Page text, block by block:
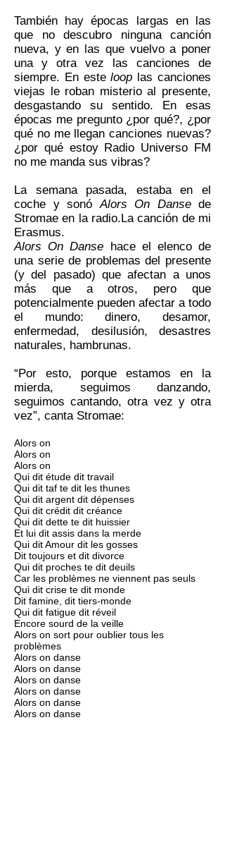
También hay épocas largas en las
que no descubro ninguna canción
nueva, y en las que vuelvo a poner
una y otra vez las canciones de
siempre. En esteloop las canciones
viejas le roban misterio al presente,
desgastando su sentido. En esas
épocas me pregunto ¿por qué?, ¿por
qué no me llegan canciones nuevas?
¿por qué estoy Radio Universo FM
no me manda sus vibras?
La semana pasada, estaba en el
coche y sonóAlors On Danse de
Stromae en la radio.La canción de mi
Erasmus.
Alors On Danse hace el elenco de
una serie de problemas del presente
(y del pasado) que afectan a unos
más que a otros, pero que
potencialmente pueden afectar a todo
el mundo: dinero, desamor,
enfermedad, desilusión, desastres
naturales, hambrunas.
“Por esto, porque estamos en la
mierda, seguimos danzando,
seguimos cantando, otra vez y otra
vez”, canta Stromae:
Alors on
Alors on
Alors on
Qui dit étude dit travail
Qui dit taf te dit les thunes
Qui dit argent dit dépenses
Qui dit crédit dit créance
Qui dit dette te dit huissier
Et lui dit assis dans la merde
Qui dit Amour dit les gosses
Dit toujours et dit divorce
Qui dit proches te dit deuils
Car les problèmes ne viennent pas seuls
Qui dit crise te dit monde
Dit famine, dit tiers-monde
Qui dit fatigue dit réveil
Encore sourd de la veille
Alors on sort pour oublier tous les
problèmes
Alors on danse
Alors on danse
Alors on danse
Alors on danse
Alors on danse
Alors on danse